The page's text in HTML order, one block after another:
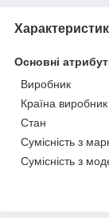
Основні
Виробник
Країна виробник
Стан
Сумісність з
Сумісність з